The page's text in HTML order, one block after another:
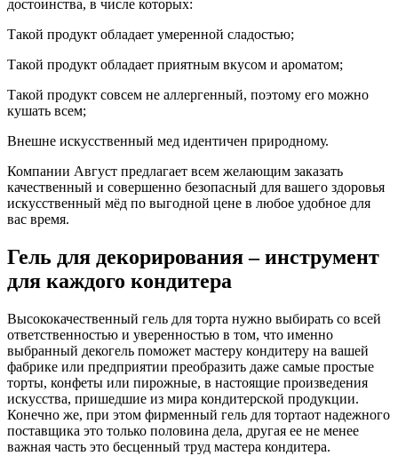
достоинства, в числе которых:
Такой продукт обладает умеренной сладостью;
Такой продукт обладает приятным вкусом и ароматом;
Такой продукт совсем не аллергенный, поэтому его можно
кушать всем;
Внешне искусственный мед идентичен природному.
Компании Август предлагает всем желающим заказать
качественный и совершенно безопасный для вашего здоровья
искусственный мёд по выгодной цене в любое удобное для
вас время.
Гель для декорирования – инструмент
для каждого кондитера
Высококачественный гель для торта нужно выбирать со всей
ответственностью и уверенностью в том, что именно
выбранный декогель поможет мастеру кондитеру на вашей
фабрике или предприятии преобразить даже самые простые
торты, конфеты или пирожные, в настоящие произведения
искусства, пришедшие из мира кондитерской продукции.
Конечно же, при этом фирменный гель для тортаот надежного
поставщика это только половина дела, другая ее не менее
важная часть это бесценный труд мастера кондитера.